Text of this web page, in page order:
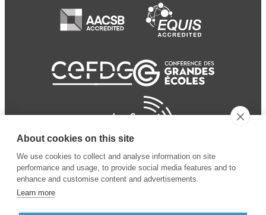
About cookies on this site
We use cookies to collect and analyse information on site
performance and usage, to provide social media features and to
enhance and customise content and advertisements.
Learn more